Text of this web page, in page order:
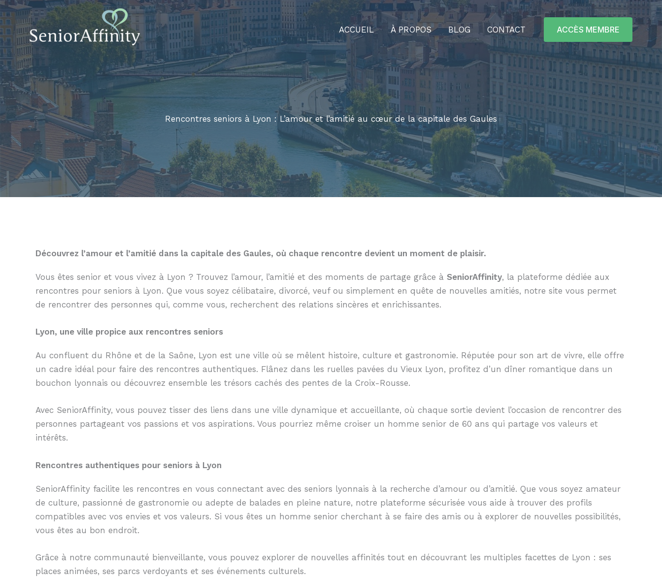
Aller
au
contenu
ACCUEIL À PROPOS BLOG CONTACT ACCÈS MEMBRE
Rencontres seniors à Lyon : L’amour et l’amitié au cœur de la capitale des Gaules
Découvrez l’amour et l’amitié dans la capitale des Gaules, où chaque rencontre devient un moment de plaisir.
Vous êtes senior et vous vivez à Lyon ? Trouvez l’amour, l’amitié et des moments de partage grâce à SeniorAffinity, la plateforme dédiée aux
rencontres pour seniors à Lyon. Que vous soyez célibataire, divorcé, veuf ou simplement en quête de nouvelles amitiés, notre site vous permet
de rencontrer des personnes qui, comme vous, recherchent des relations sincères et enrichissantes.
Lyon, une ville propice aux rencontres seniors
Au confluent du Rhône et de la Saône, Lyon est une ville où se mêlent histoire, culture et gastronomie. Réputée pour son art de vivre, elle offre
un cadre idéal pour faire des rencontres authentiques. Flânez dans les ruelles pavées du Vieux Lyon, profitez d’un dîner romantique dans un
bouchon lyonnais ou découvrez ensemble les trésors cachés des pentes de la Croix-Rousse.
Avec SeniorAffinity, vous pouvez tisser des liens dans une ville dynamique et accueillante, où chaque sortie devient l’occasion de rencontrer des
personnes partageant vos passions et vos aspirations. Vous pourriez même croiser un homme senior de 60 ans qui partage vos valeurs et
intérêts.
Rencontres authentiques pour seniors à Lyon
SeniorAffinity facilite les rencontres en vous connectant avec des seniors lyonnais à la recherche d’amour ou d’amitié. Que vous soyez amateur
de culture, passionné de gastronomie ou adepte de balades en pleine nature, notre plateforme sécurisée vous aide à trouver des profils
compatibles avec vos envies et vos valeurs. Si vous êtes un homme senior cherchant à se faire des amis ou à explorer de nouvelles possibilités,
vous êtes au bon endroit.
Grâce à notre communauté bienveillante, vous pouvez explorer de nouvelles affinités tout en découvrant les multiples facettes de Lyon : ses
places animées, ses parcs verdoyants et ses événements culturels.